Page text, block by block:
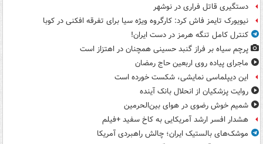
دستگیری قاتل فراری در نوشهر
نیویورک تایمز فاش کرد: کارگروه ویژه سیا برای تفرقه افکنی در کوبا
کنترل کامل تنگه هرمز در دست ایران!
پرچم سیاه بر فراز گنبد حسینی همچنان در اهتزاز است
ماجرای پیاده روی اربعین حاج رمضان
این دیپلماسی نمایشی، شکست خورده است
روایت پزشکیان از انحلال بانک آینده
شمیم خوش رضوی در هوای بین‌الحرمین
هشدار افسر ارشد آمریکایی به کاخ سفید +فیلم
موشک‌های بالستیک ایران؛ چالش راهبردی آمریکا